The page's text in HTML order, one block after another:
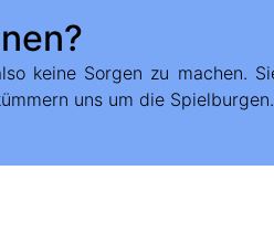
uns um die Spielburgen.